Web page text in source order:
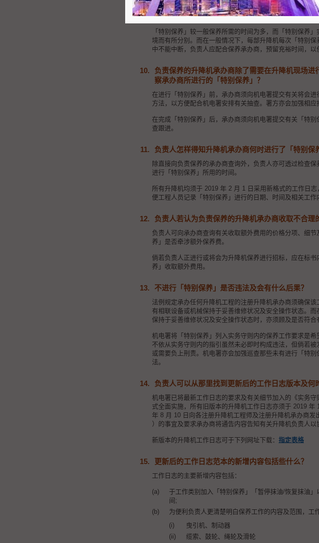
9. 每次「特别保养」所需要的时间是多少？和一般保
「特别保养」较一般保养所需的时间为多，而「特别保养
境而有所分别。而在一般情况下，每部升降机每次「特别
中不能中断，负责人应配合保养承办商，预留充裕时间，以
10.
负责保养的升降机承办商除了需要在升降机现场
察承办商所进行的「特别保养」？
在进行「特别保养」前，承办商须向机电署提交有关将会
方法，以方便配合机电署安排有关抽查。署方亦会加强相应
在完成「特别保养」后，承办商须向机电署提交有关「特
查跟进。
11. 负责人怎样得知升降机承办商何时进行了「特别保
除直接向负责保养的承办商查询外，负责人亦可透过检查
进行「特别保养」所用的时间。
所有升降机均须于 2019 年 2 月 1 日采用新格式的工作日
便工程人员记录「特别保养」进行的日期、时间及相关工作
12. 负责人若认为负责保养的升降机承办商收取不合理
负责人可向承办商查询有关收取额外费用的价格分项、细
养」是否牵涉额外保养费。
倘若负责人正进行或将会为升降机保养进行招标，应在标
养」收取额外费用。
13. 不进行「特别保养」是否违法及会有什么后果？
法例规定承办任何升降机工程的注册升降机承办商须确保
有相联设备或机械保持于妥善维修状况及安全操作状态。
保持于妥善维修状况及安全操作状态时，亦须顾及是否符合
机电署将「特别保养」列入实务守则内的保养工作要求是
不依从实务守则内的指引虽然未必即时构成违法，但倘若
或需要负上刑责。机电署亦会加强巡查那些未有进行「特
法。
14. 负责人可以从那里找到更新后的工作日志版本及何
机电署已将最新工作日志的要求及有关细节加入的 《实务守
式全面实施，所有旧版本的升降机工作日志亦须于 2019
年 8 月 10 日向各注册升降机工程师及注册升降机承办商
）的事宜及要求承办商将通告内容告知有关升降机负责人以
新版本的升降机工作日志可于下列网址下载： 指定表格
15. 更新后的工作日志范本的新增内容包括些什么？
工作日志的主要新增内容包括：
于工作类别加入「特别保养」「暂停抹油/恢复抹油
间;
为便利负责人更清楚明白保养工作的内容及范围，工
曳引机、制动器
缆索、鼓轮、绳轮及滑轮